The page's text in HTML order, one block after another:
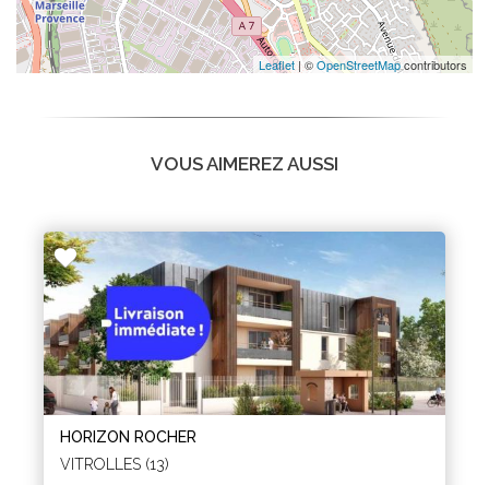
Leaflet| ©OpenStreetMapcontributors
VOUS AIMEREZ AUSSI
HORIZON ROCHER
VITROLLES (13)